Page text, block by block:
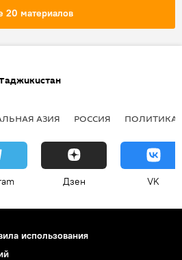
20 материалов
АЗИЯ РОССИЯ ПОЛИТИКА
Дзен VK
использования